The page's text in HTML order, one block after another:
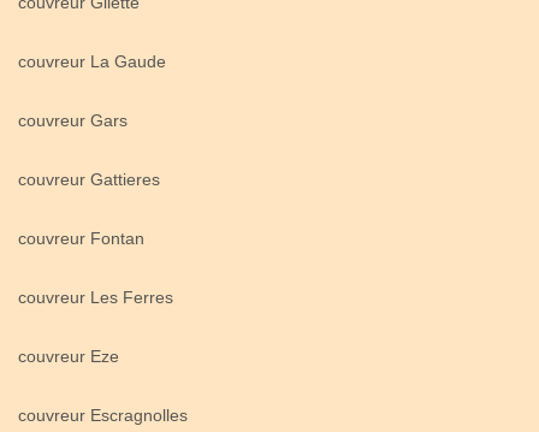
couvreur La Gaude
couvreur Gars
couvreur Gattieres
couvreur Fontan
couvreur Les Ferres
couvreur Eze
couvreur Escragnolles